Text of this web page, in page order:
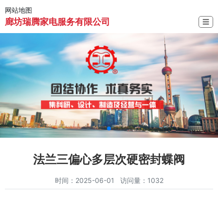
网站地图
廊坊瑞腾家电服务有限公司 ☰
法兰三偏心多层次硬密封蝶阀
时间：2025-06-01 访问量：1032